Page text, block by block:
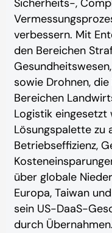
Sicherheits-,
verbessern. Mit
den Bereichen
sowie Drohnen,
Bereichen
Logistik eingesetzt
Lösungspalette zu
Betriebseffizienz,
über globale
Europa, Taiwan
sein US-DaaS-
durch Übernahmen.